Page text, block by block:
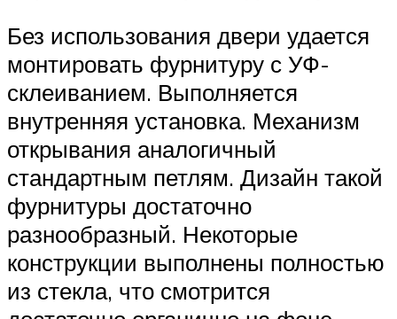
Без использования двери удается
монтировать фурнитуру с УФ-
склеиванием. Выполняется
внутренняя установка. Механизм
открывания аналогичный
стандартным петлям. Дизайн такой
фурнитуры достаточно
разнообразный. Некоторые
конструкции выполнены полностью
из стекла, что смотрится